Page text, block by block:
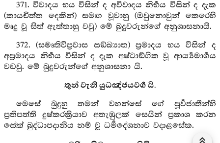
371. විවාදය භය විසින් ද අවිවාදය නිර්‍භය විසින් ද දැක
(කායචිත්ත දෙකින්) සමඟ වූවාහු (ඔවුනොවුන් කෙරෙහි
මෘදු වූ සිත් ඇත්තාහු වවු) මේ බුදුවරුන්ගේ අනුශාසනායි.
372. (සමෘතිවිප්‍රවාස සඞ්ඛ්‍යාත) ප්‍රමාදය භය විසින් ද
අප්‍රමාදය නිර්‍භය විසින් ද දැක අෂ්ටාඞ්ගික වූ ආර්‍ය්‍යමාර්‍ගය
වඩවු. මේ බුදුවරුන්ගේ අනුශාසනා යි.
තුන් වැනි යුධඤ්ජයවර්‍ග යි.
මෙසේ බුදුහු තමන් වහන්සේ ගේ පූර්‍වජාතීන්හි
ප්‍රතිපත්ති දුෂ්කරක්‍රියාව අතැඹුලක් සෙයින් ප්‍රකාශ කරන
සේක් බුද්ධාපදානිය නම් වූ ධර්‍මදේශනාව වදාළසේක.